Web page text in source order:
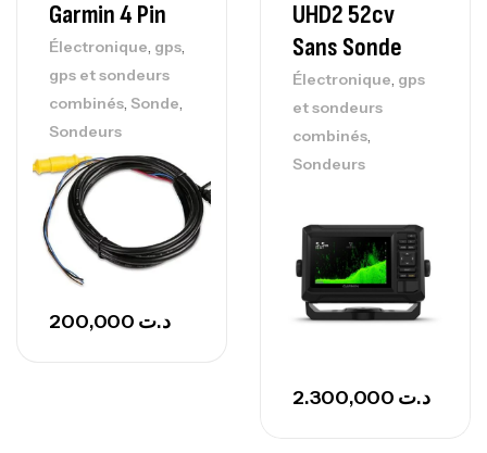
Garmin 4 Pin
Électronique, gps,
gps et sondeurs
combinés, Sonde,
Sondeurs
د.ت
UHD2 52cv
Sans Sonde
Électronique, gps
et sondeurs
combinés,
Sondeurs
د.ت